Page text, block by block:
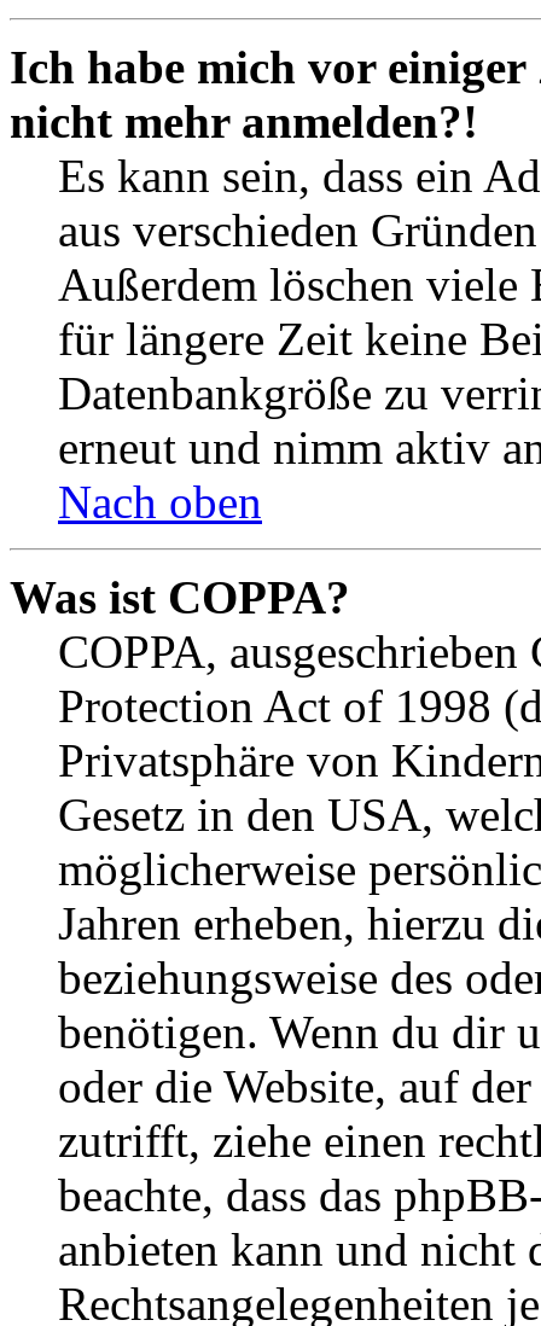
Ich habe mich vor
nicht mehr anmelden?!
Es kann sein, dass ein
aus verschieden
Außerdem löschen viele
für längere Zeit keine
Datenbankgröße zu
erneut und nimm aktiv
Nach oben
Was ist COPPA?
COPPA,
Protection Act of 1998
Privatsphäre von
Gesetz in den USA,
möglicherweise
Jahren erheben, hierzu
beziehungsweise des
benötigen. Wenn du dir
oder die Website, auf
zutrifft, ziehe einen
beachte, dass das
anbieten kann und nicht
Rechtsangelegenheiten